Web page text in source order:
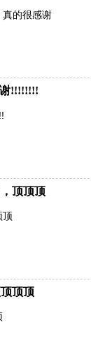
真的很感谢
!!!!!!!!
顶顶顶
顶
顶顶